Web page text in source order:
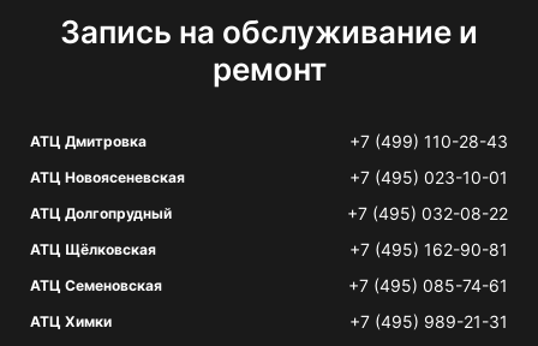
Запись на обслуживание и
ремонт
АТЦ Дмитровка +7 (499) 110-28-43
АТЦ Новоясеневская +7 (495) 023-10-01
АТЦ Долгопрудный +7 (495) 032-08-22
АТЦ Щёлковская +7 (495) 162-90-81
АТЦ Семеновская +7 (495) 085-74-61
АТЦ Химки +7 (495) 989-21-31